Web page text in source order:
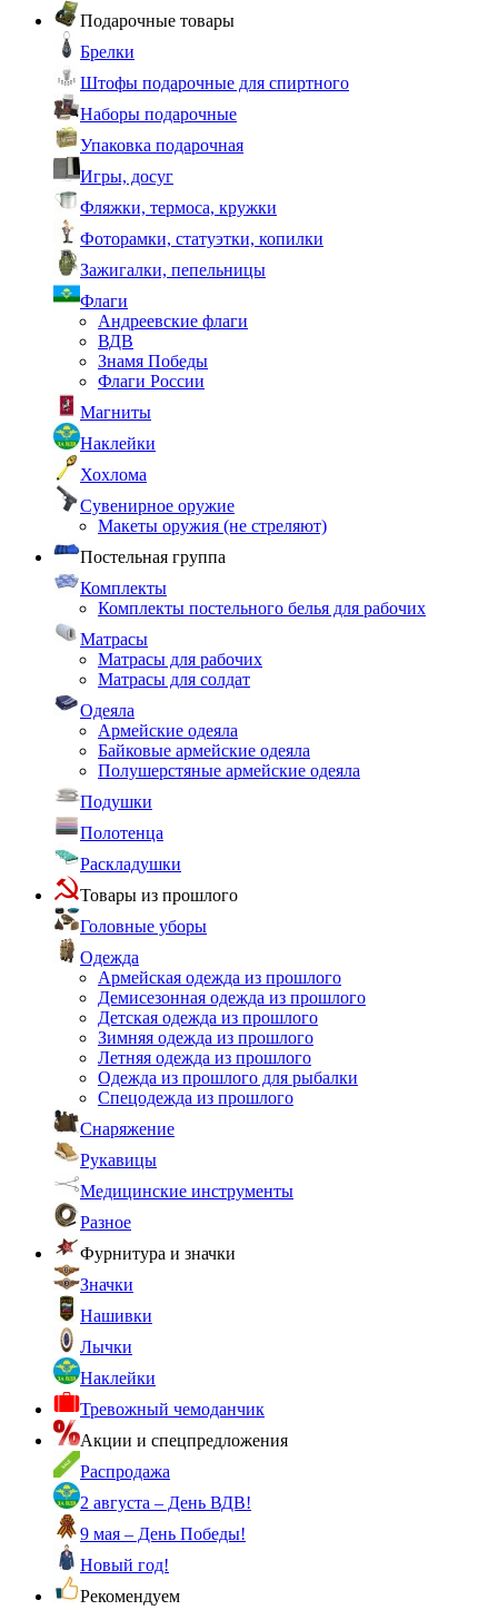
Подарочные товары
Брелки
Штофы подарочные для спиртного
Наборы подарочные
Упаковка подарочная
Игры, досуг
Фляжки, термоса, кружки
Фоторамки, статуэтки, копилки
Зажигалки, пепельницы
Флаги
Андреевские флаги
ВДВ
Знамя Победы
Флаги России
Магниты
Наклейки
Хохлома
Сувенирное оружие
Макеты оружия (не стреляют)
Постельная группа
Комплекты
Комплекты постельного белья для рабочих
Матрасы
Матрасы для рабочих
Матрасы для солдат
Одеяла
Армейские одеяла
Байковые армейские одеяла
Полушерстяные армейские одеяла
Подушки
Полотенца
Раскладушки
Товары из прошлого
Головные уборы
Одежда
Армейская одежда из прошлого
Демисезонная одежда из прошлого
Детская одежда из прошлого
Зимняя одежда из прошлого
Летняя одежда из прошлого
Одежда из прошлого для рыбалки
Спецодежда из прошлого
Снаряжение
Рукавицы
Медицинские инструменты
Разное
Фурнитура и значки
Значки
Нашивки
Лычки
Наклейки
Тревожный чемоданчик
Акции и спецпредложения
Распродажа
2 августа – День ВДВ!
9 мая – День Победы!
Новый год!
Рекомендуем